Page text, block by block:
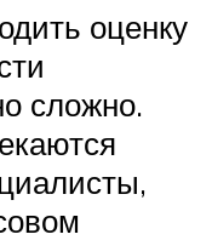
оценку
сложно.